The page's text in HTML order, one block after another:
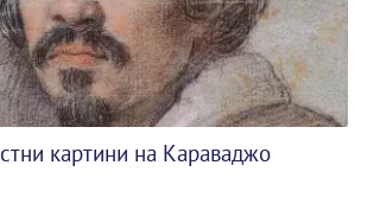
картини на Караваджо